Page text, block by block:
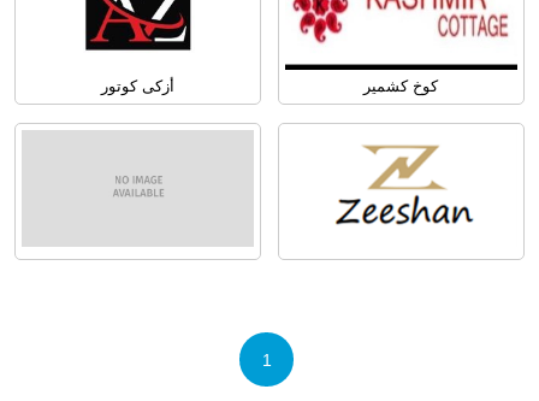
كوخ كشمير أزكى كوتور
1